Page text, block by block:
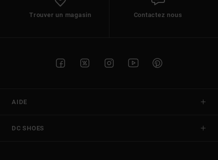
Trouver un magasin Contactez nous
AIDE
DC SHOES